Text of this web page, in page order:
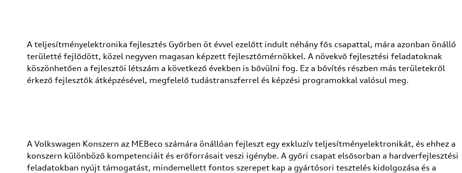
A teljesítményelektronika fejlesztés Győrben öt évvel ezelőtt indult néhány fős csapattal, mára azonban önálló
területté fejlődött, közel negyven magasan képzett fejlesztőmérnökkel. A növekvő fejlesztési feladatoknak
köszönhetően a fejlesztői létszám a következő években is bővülni fog. Ez a bővítés részben más területekről
érkező fejlesztők átképzésével, megfelelő tudástranszferrel és képzési programokkal valósul meg.
A Volkswagen Konszern az MEBeco számára önállóan fejleszt egy exkluzív teljesítményelektronikát, és ehhez a
konszern különböző kompetenciáit és erőforrásait veszi igénybe. A győri csapat elsősorban a hardverfejlesztési
feladatokban nyújt támogatást, mindemellett fontos szerepet kap a gyártósori tesztelés kidolgozása és a